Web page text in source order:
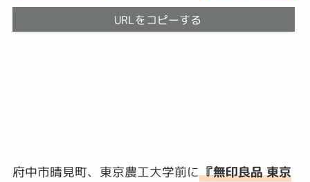
URLをコピーする
府中市晴見町、東京農工大学前に『無印良品 東京